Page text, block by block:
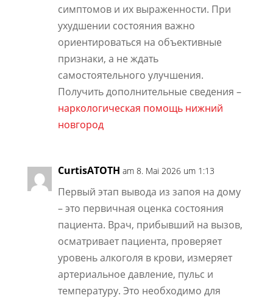
симптомов и их выраженности. При
ухудшении состояния важно
ориентироваться на объективные
признаки, а не ждать
самостоятельного улучшения.
Получить дополнительные сведения –
наркологическая помощь нижний
новгород
CurtisATOTH am 8. Mai 2026 um 1:13
Первый этап вывода из запоя на дому
– это первичная оценка состояния
пациента. Врач, прибывший на вызов,
осматривает пациента, проверяет
уровень алкоголя в крови, измеряет
артериальное давление, пульс и
температуру. Это необходимо для